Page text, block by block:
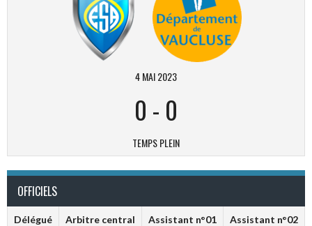
4 MAI 2023
0 - 0
TEMPS PLEIN
OFFICIELS
Délégué Arbitre central Assistant n°01 Assistant n°02